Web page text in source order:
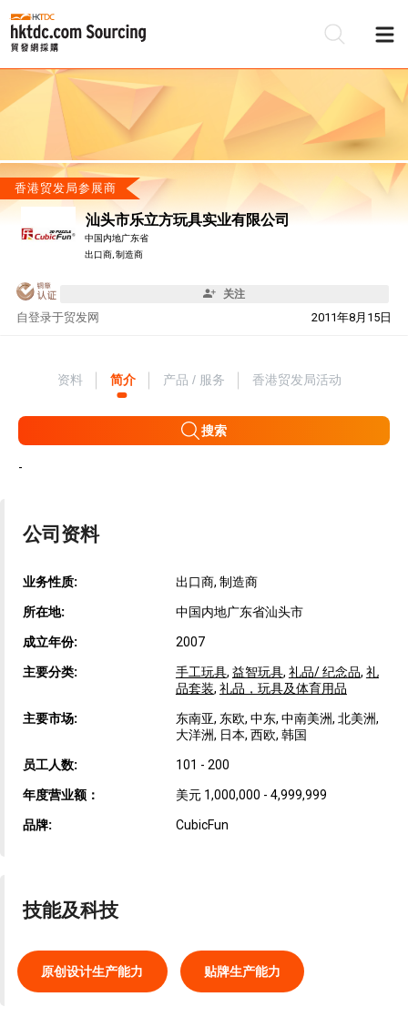
香港贸发局参展商
汕头市乐立方玩具实业有限公司
中国内地广东省
出口商, 制造商
关注
自 2011年8月15日
登录于贸发网
资料 简介 产品 / 服务 香港贸发局活动
搜索
-
公司资料
业务性质: 出口商, 制造商
所在地: 中国内地广东省汕头市
成立年份: 2007
主要分类: 手工玩具, 益智玩具, 礼品/ 纪念品, 礼
品套装, 礼品，玩具及体育用品
主要市场:
东南亚, 东欧, 中东, 中南美洲, 北美洲,
大洋洲, 日本, 西欧, 韩国
员工人数: 101 - 200
年度营业额： 美元 1,000,000 - 4,999,999
品牌: CubicFun
技能及科技
原创设计生产能力 贴牌生产能力